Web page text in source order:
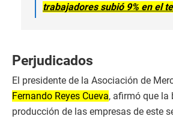
trabajadores subió 9% en el
Perjudicados
El presidente de la Asociación de
Fernando Reyes Cueva, afirmó que la
producción de las empresas de este